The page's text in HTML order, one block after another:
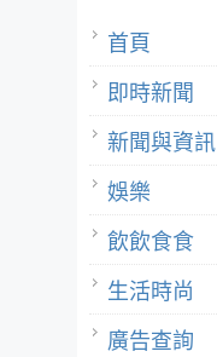
首頁
即時新聞
新聞與資訊
娛樂
飲飲食食
生活時尚
廣告查詢